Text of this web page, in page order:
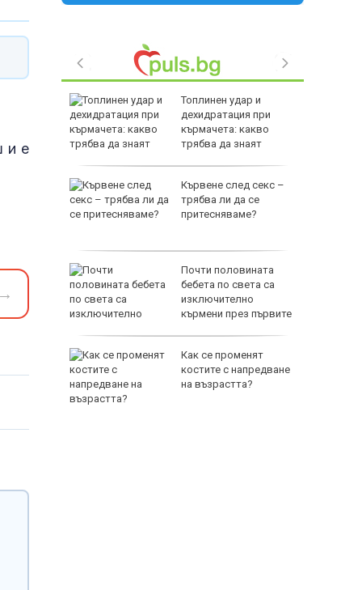
и е
пари
Топлинен удар и
дехидратация при
кърмачета: какво
трябва да знаят
Кървене след секс –
трябва ли да се
притесняваме?
Почти половината
бебета по света са
изключително
кърмени през първите
Как се променят
костите с напредване
на възрастта?